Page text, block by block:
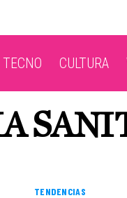
TECNO CULTURA
TENDENCIAS